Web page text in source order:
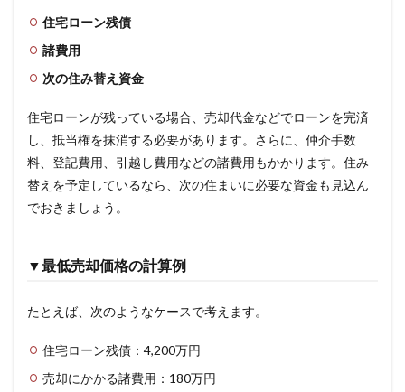
住宅ローン残債
諸費用
次の住み替え資金
住宅ローンが残っている場合、売却代金などでローンを完済
し、抵当権を抹消する必要があります。さらに、仲介手数
料、登記費用、引越し費用などの諸費用もかかります。住み
替えを予定しているなら、次の住まいに必要な資金も見込ん
でおきましょう。
▼最低売却価格の計算例
たとえば、次のようなケースで考えます。
住宅ローン残債：4,200万円
売却にかかる諸費用：180万円